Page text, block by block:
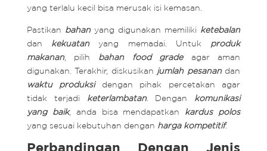
yang terlalu kecil bisa merusak isi kemasan.
Pastikan bahanyang digunakan memiliki ketebalan
dan kekuatanyang memadai. Untuk produk
makanan, pilih bahan food gradeagar aman
digunakan. Terakhir, diskusikan jumlah pesanandan
waktu produksidengan pihak percetakan agar
tidak terjadi keterlambatan. Dengan komunikasi
yang baik, anda bisa mendapatkan kardus polos
yang sesuai kebutuhan dengan harga kompetitif.
Perbandingan Dengan Jenis